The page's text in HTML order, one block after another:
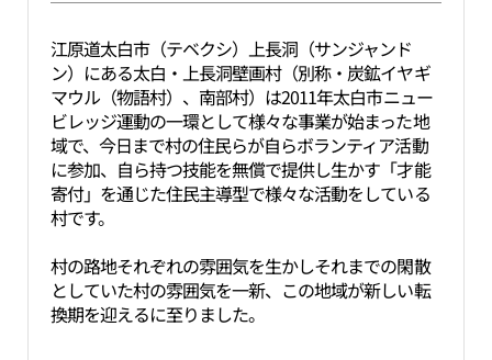
江原道太白市（テベクシ）上長洞（サンジャンド
ン）にある太白・上長洞壁画村（別称・炭鉱イヤギ
マウル（物語村）、南部村）は2011年太白市ニュー
ビレッジ運動の一環として様々な事業が始まった地
域で、今日まで村の住民らが自らボランティア活動
に参加、自ら持つ技能を無償で提供し生かす「才能
寄付」を通じた住民主導型で様々な活動をしている
村です。
村の路地それぞれの雰囲気を生かしそれまでの閑散
としていた村の雰囲気を一新、この地域が新しい転
換期を迎えるに至りました。